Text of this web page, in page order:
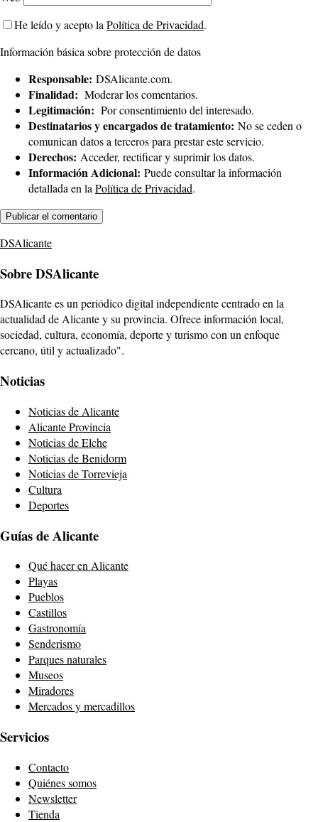
He leído y acepto la Política de Privacidad.
Información básica sobre protección de datos
Responsable: DSAlicante.com.
Finalidad: Moderar los comentarios.
Legitimación: Por consentimiento del interesado.
Destinatarios y encargados de tratamiento: No se ceden o
comunican datos a terceros para prestar este servicio.
Derechos: Acceder, rectificar y suprimir los datos.
Información Adicional: Puede consultar la información
detallada en la Política de Privacidad.
DSAlicante
Sobre DSAlicante
DSAlicante es un periódico digital independiente centrado en la
actualidad de Alicante y su provincia. Ofrece información local,
sociedad, cultura, economía, deporte y turismo con un enfoque
cercano, útil y actualizado".
Noticias
Noticias de Alicante
Alicante Provincia
Noticias de Elche
Noticias de Benidorm
Noticias de Torrevieja
Cultura
Deportes
Guías de Alicante
Qué hacer en Alicante
Playas
Pueblos
Castillos
Gastronomía
Senderismo
Parques naturales
Museos
Miradores
Mercados y mercadillos
Servicios
Contacto
Quiénes somos
Newsletter
Tienda